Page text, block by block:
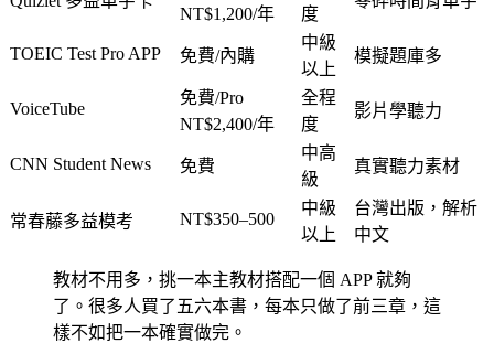
NT$1,200/年
度
TOEIC Test Pro APP 免費/內購
中級
以上
模擬題庫多
VoiceTube
免費/Pro
NT$2,400/年
全程
度
影片學聽力
CNN Student News 免費
中高
級
真實聽力素材
常春藤多益模考 NT$350–500
中級
以上
台灣出版，解析
中文
教材不用多，挑一本主教材搭配一個 APP 就夠
了。很多人買了五六本書，每本只做了前三章，這
樣不如把一本確實做完。